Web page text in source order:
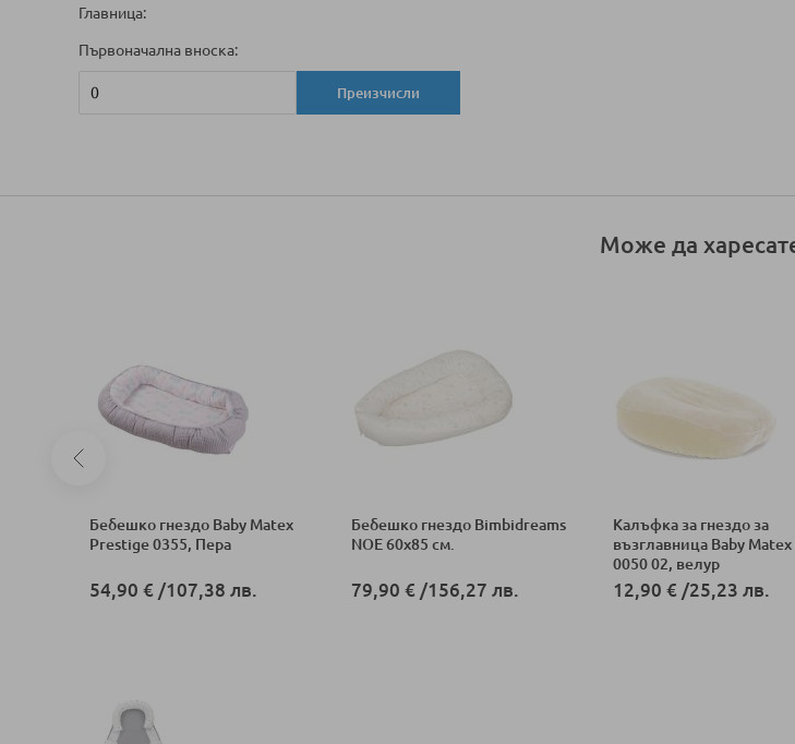
Главница:
Първоначална вноска:
Преизчисли
Може да
Бебешко гнездо Baby Matex
Prestige 0355, Пера
54,90 € /107,38 лв.
Бебешко гнездо Bimbidreams
NOE 60x85 см.
79,90 € /156,27 лв.
Калъфка за гнездо за
възглавница Baby Matex
0050 02, велур
12,90 € /25,23 лв.